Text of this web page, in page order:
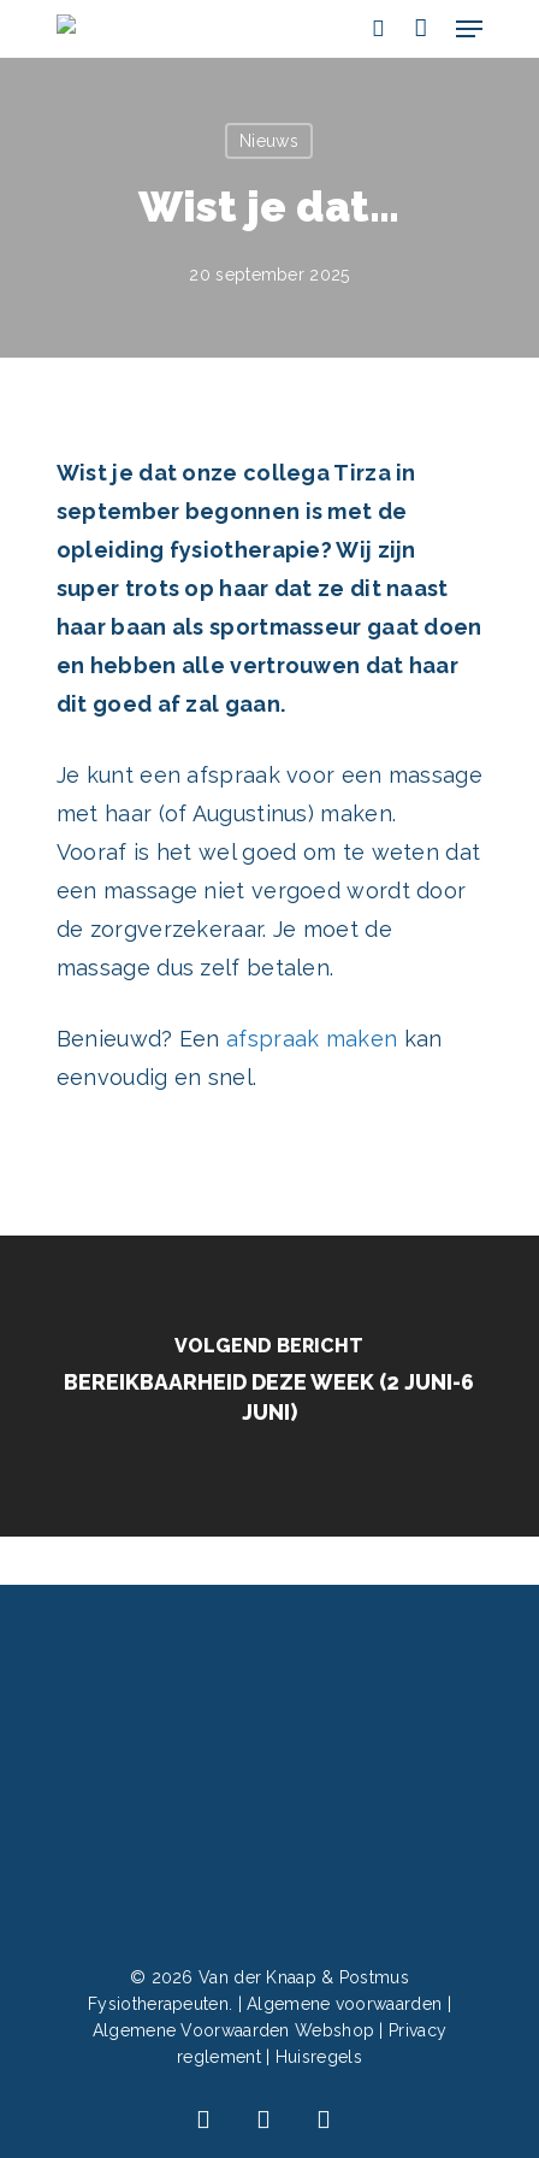
to
search
Menu
Nieuws
Wist je dat…
20 september 2025
Wist je dat onze collega Tirza in
september begonnen is met de
opleiding fysiotherapie? Wij zijn
super trots op haar dat ze dit naast
haar baan als sportmasseur gaat doen
en hebben alle vertrouwen dat haar
dit goed af zal gaan.
Je kunt een afspraak voor een massage
met haar (of Augustinus) maken.
Vooraf is het wel goed om te weten dat
een massage niet vergoed wordt door
de zorgverzekeraar. Je moet de
massage dus zelf betalen.
Benieuwd? Eenafspraak maken kan
eenvoudig en snel.
VOLGEND BERICHT
BEREIKBAARHEID DEZE WEEK (2 JUNI-6
JUNI)
© 2026 Van der Knaap & Postmus
Fysiotherapeuten. |Algemene voorwaarden
Algemene Voorwaarden Webshop
Privacy
reglement
Huisregels
facebooklinkedininstagram